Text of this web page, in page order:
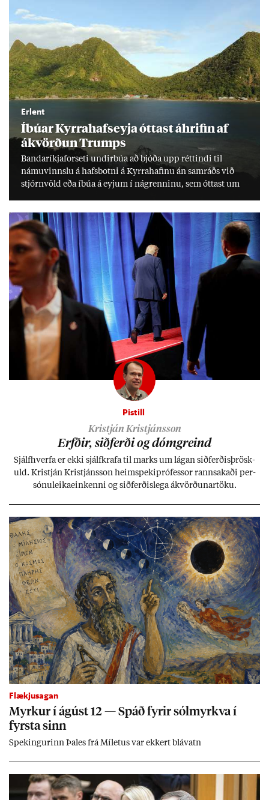
Erlent
Íbú­ar Kyrra­hafs­eyja ótt­ast áhrif­in af
ákvörð­un Trumps
Banda­ríkja­for­seti und­ir­búa að bjóða upp rétt­indi til
námu­vinnslu á hafs­botni á Kyrra­haf­inu án sam­ráðs við
stjórn­völd eða íbúa á eyj­um í ná­grenn­inu, sem ótt­ast um
Pistill
Kristján Kristjánsson
Erfð­ir, sið­ferði og dómgreind
Sjálf­hverfa er ekki sjálf­krafa til marks um lág­an sið­ferð­is­þrösk­
uld. Kristján Kristjáns­son heim­speki­pró­fess­or rann­sak­aði per­
sónu­leika­ein­kenni og sið­ferð­is­lega ákvörð­un­ar­töku.
Flækjusagan
Myrk­ur í ág­úst 12 — Spáð fyr­ir sól­myrkva í
fyrsta sinn
Spek­ing­ur­inn Þa­les frá Míletus var ekk­ert blá­vatn